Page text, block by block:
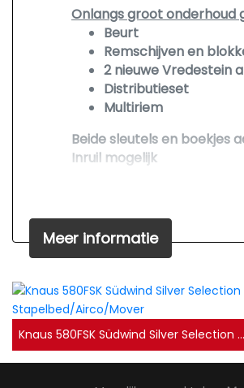
Onlangs groot onderhoud
Beurt
Remschijven en
2 nieuwe Vredestein
Distributieset
Multiriem
Beide sleutels en boekjes
Inruil mogelijk
Kenteken:HTH-25-R
42981 KM
Aantal deuren:3
Brandstofsoort:
Bouwjaar:
2016
Transmissie:
Kleur:Zwart Metallic
Interieur:Zwart
Meer informatie
Knaus 580FSK Südwind Silver Selection Stapelbed/Airco/Mover